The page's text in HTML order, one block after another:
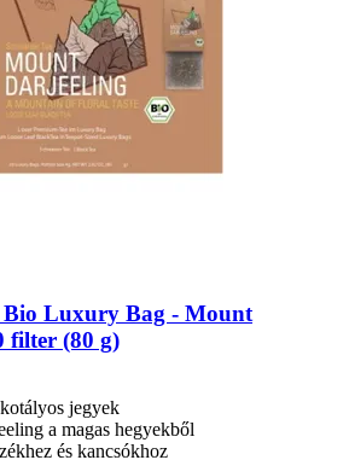
Bio Luxury Bag -​ Mount
filter (80 g)
jegyek
a magas hegyekből
és kancsókhoz